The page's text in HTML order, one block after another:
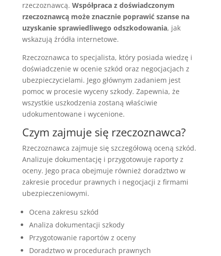
rzeczoznawcą. Współpraca z doświadczonym
rzeczoznawcą może znacznie poprawić szanse na
uzyskanie sprawiedliwego odszkodowania, jak
wskazują źródła internetowe.
Rzeczoznawca to specjalista, który posiada wiedzę i
doświadczenie w ocenie szkód oraz negocjacjach z
ubezpieczycielami. Jego głównym zadaniem jest
pomoc w procesie wyceny szkody. Zapewnia, że
wszystkie uszkodzenia zostaną właściwie
udokumentowane i wycenione.
Czym zajmuje się rzeczoznawca?
Rzeczoznawca zajmuje się szczegółową oceną szkód.
Analizuje dokumentację i przygotowuje raporty z
oceny. Jego praca obejmuje również doradztwo w
zakresie procedur prawnych i negocjacji z firmami
ubezpieczeniowymi.
Ocena zakresu szkód
Analiza dokumentacji szkody
Przygotowanie raportów z oceny
Doradztwo w procedurach prawnych